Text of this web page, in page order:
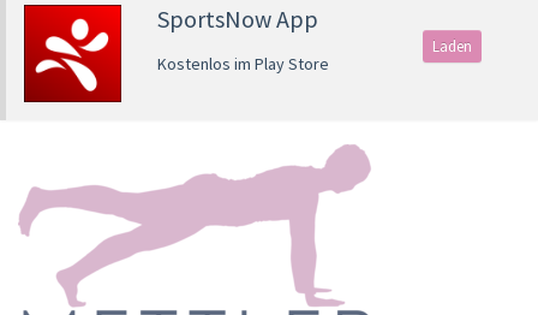
SportsNow App
Kostenlos im Play Store
Laden